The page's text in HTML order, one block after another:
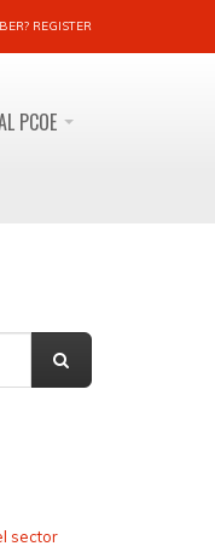
REGISTER
PCOE
sector